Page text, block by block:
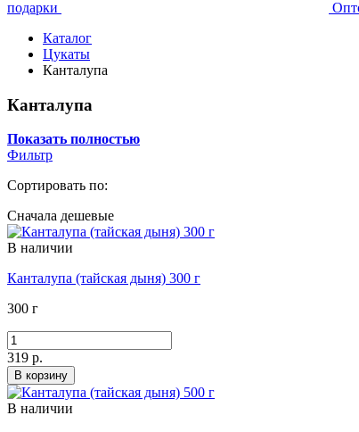
подарки
Каталог
Цукаты
Канталупа
Канталупа
Показать полностью
Фильтр
Сортировать по:
Сначала дешевые
В наличии
Канталупа (тайская дыня) 300 г
300 г
319 р.
В корзину
В наличии